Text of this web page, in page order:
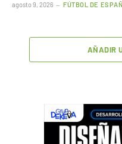
agosto 9, 2026 FÚTBOL DE
AÑADIR